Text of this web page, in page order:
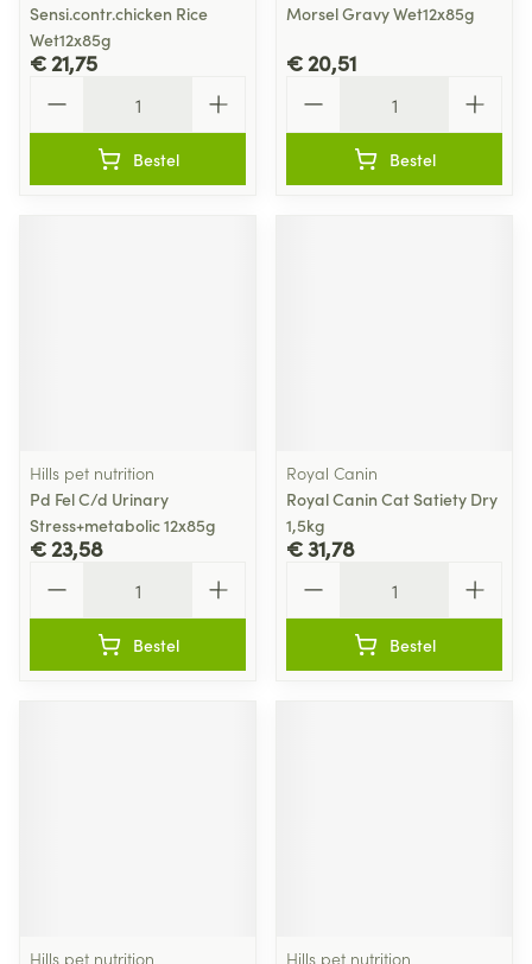
Sensi.contr.chicken Rice
Wet12x85g
€ 21,75
Bestel
Morsel Gravy Wet12x85g
€ 20,51
Bestel
Hills pet nutrition
Pd Fel C/d Urinary
Stress+metabolic 12x85g
€ 23,58
Bestel
Royal Canin
Royal Canin Cat Satiety Dry
1,5kg
€ 31,78
Bestel
Hills pet nutrition Hills pet nutrition